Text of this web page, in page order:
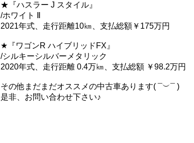
★『ハスラー J スタイル』
/ホワイト Ⅱ
2021年式、走行距離10㎞、支払総額￥175万円
★『ワゴンR ハイブリッドFX』
/シルキーシルバーメタリック
2020年式、走行距離 0.4万㎞、支払総額 ￥98.2万円
その他まだまだオススメの中古車あります( ¯︶¯ )
是非、お問い合わせ下さい♪